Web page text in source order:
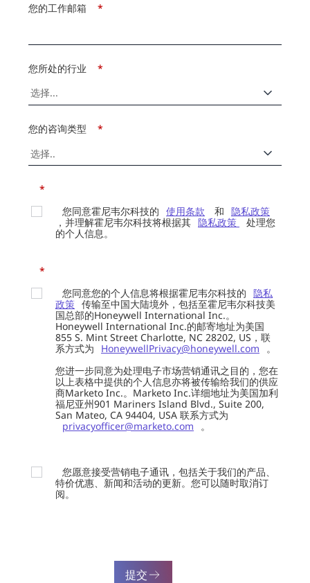
*
您的工作邮箱
*
您所处的行业
*
您的咨询类型
*
您同意霍尼韦尔科技的 使用条款 和 隐私政策
，并理解霍尼韦尔科技将根据其 隐私政策
处理您
的个人信息。
*
您同意您的个人信息将根据霍尼韦尔科技的 隐私
政策 传输至中国大陆境外，包括至霍尼韦尔科技美
国总部的Honeywell International Inc.。
Honeywell International Inc.的邮寄地址为美国
855 S. Mint Street Charlotte, NC 28202, US，联
系方式为
HoneywellPrivacy@honeywell.com
。
您进一步同意为处理电子市场营销通讯之目的，您在
以上表格中提供的个人信息亦将被传输给我们的供应
商Marketo Inc.。Marketo Inc.详细地址为美国加利
福尼亚州901 Mariners Island Blvd., Suite 200,
San Mateo, CA 94404, USA 联系方式为
privacyofficer@marketo.com
。
您愿意接受营销电子通讯，包括关于我们的产品、
特价优惠、新闻和活动的更新。您可以随时取消订
阅。
提交